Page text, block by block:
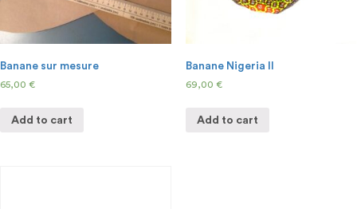
Banane sur mesure
65,00 €
Add to cart
Banane Nigeria II
69,00 €
Add to cart